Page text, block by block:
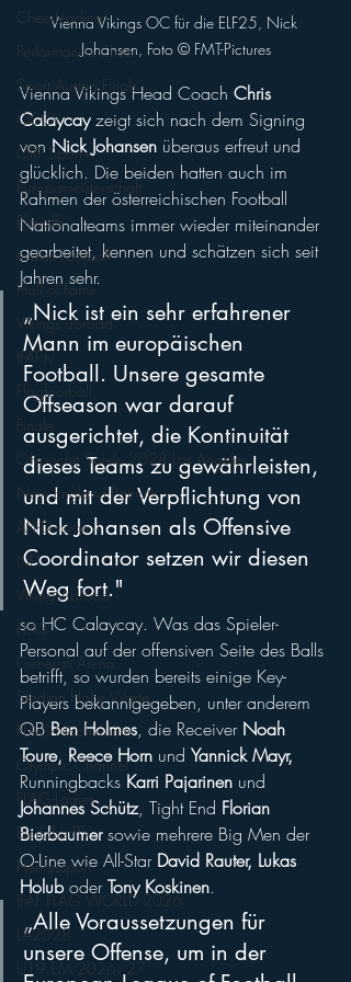
Cheerleading
Performance Cheer
Sport Austria Finals
ÖCCV
ORF Sport+
Europameisterschaft
Playoffs
Ladies Football
Hall of Fame
Vikings abroad
IFAF.tv
Flagfootball
Finale
Olypische Spiele 2028 Los Angeles
New England Patriots
AFL-Division 1
NFL
VikingsAbroad
FLA3
Generali Arena
Stadion Hohe Warte
FLAG-Nachwuchs
Olympic Channel
FLAG-Ladies
EierlaberlTV
Heeressport
IFAF FLAG WORLD 2026
LA2028
U19 EM 2026/27
Vienna Vikings OC für die ELF25, Nick
Johansen, Foto ©️ FMT-Pictures
Vienna Vikings Head Coach Chris
Calaycay zeigt sich nach dem Signing
von Nick Johansen überaus erfreut und
glücklich. Die beiden hatten auch im
Rahmen der österreichischen Football
Nationalteams immer wieder miteinander
gearbeitet, kennen und schätzen sich seit
Jahren sehr.
„Nick ist ein sehr erfahrener
Mann im europäischen
Football. Unsere gesamte
Offseason war darauf
ausgerichtet, die Kontinuität
dieses Teams zu gewährleisten,
und mit der Verpflichtung von
Nick Johansen als Offensive
Coordinator setzen wir diesen
Weg fort."
so HC Calaycay. Was das Spieler-
Personal auf der offensiven Seite des Balls
betrifft, so wurden bereits einige Key-
Players bekanntgegeben, unter anderem
QB Ben Holmes, die Receiver Noah
Toure, Reece Horn und Yannick Mayr,
Runningbacks Karri Pajarinen und
Johannes Schütz, Tight End Florian
Bierbaumer sowie mehrere Big Men der
O-Line wie All-Star David Rauter, Lukas
Holub oder Tony Koskinen.
„Alle Voraussetzungen für
unsere Offense, um in der